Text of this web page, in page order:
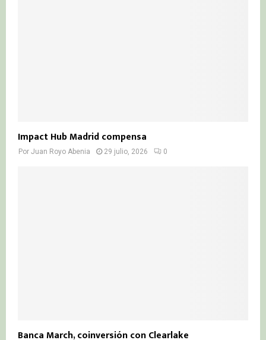
Impact Hub Madrid compensa
Por Juan Royo Abenia 29 julio, 2026 0
Banca March, coinversión con Clearlake